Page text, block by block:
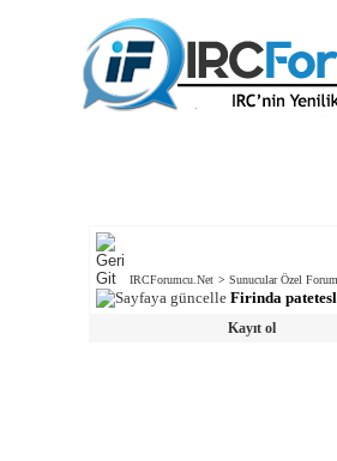
IRCForumcu.Net > Sunucular Özel
Firinda
Kayıt ol